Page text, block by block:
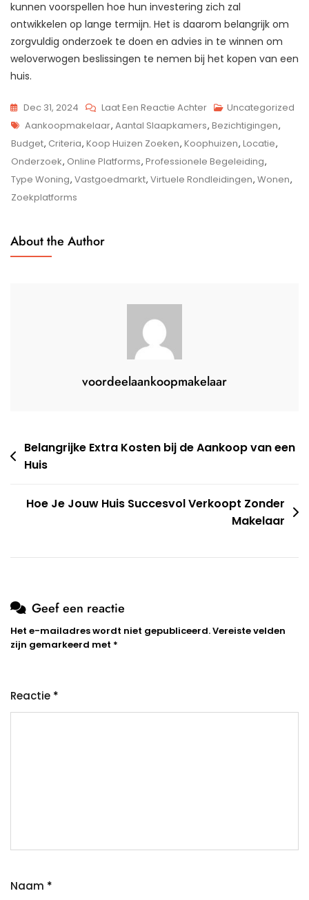
kunnen voorspellen hoe hun investering zich zal
ontwikkelen op lange termijn. Het is daarom belangrijk om
zorgvuldig onderzoek te doen en advies in te winnen om
weloverwogen beslissingen te nemen bij het kopen van een
huis.
Dec 31, 2024 Laat Een Reactie AchterOp
Zoektocht
Naar
Koopwoningen:
Tips
Uncategorized
Tags
Aankoopmakelaar, Aantal Slaapkamers, Bezichtigingen,
Budget, Criteria, Koop Huizen Zoeken, Koophuizen, Locatie,
Onderzoek, Online Platforms, Professionele Begeleiding,
Type Woning, Vastgoedmarkt, Virtuele Rondleidingen, Wonen,
Zoekplatforms
About the Author
voordeelaankoopmakelaar
Berichtnavigatie
Belangrijke Extra Kosten bij de Aankoop van een
Huis
Hoe Je Jouw Huis Succesvol Verkoopt Zonder
Makelaar
Geef een reactie
Het e-mailadres wordt niet gepubliceerd.Vereiste velden
zijn gemarkeerd met *
Reactie *
Naam *